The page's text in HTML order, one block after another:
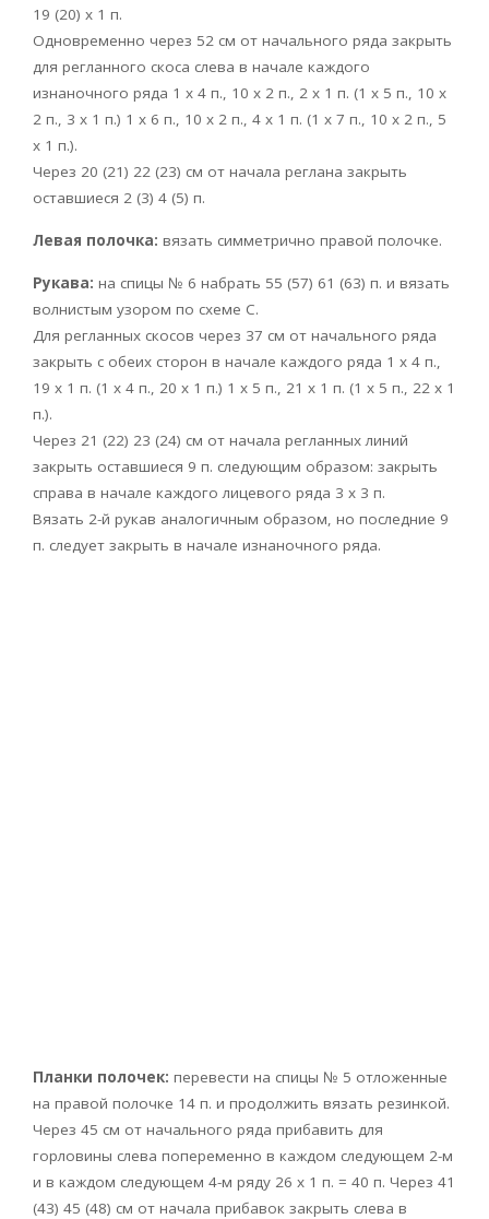
19 (20) х 1 п.
Одновременно через 52 см от начального ряда закрыть
для регланного скоса слева в начале каждого
изнаночного ряда 1 х 4 п., 10 х 2 п., 2 х 1 п. (1 х 5 п., 10 х
2 п., 3 х 1 п.) 1 х 6 п., 10 х 2 п., 4 х 1 п. (1 х 7 п., 10 х 2 п., 5
х 1 п.).
Через 20 (21) 22 (23) см от начала реглана закрыть
оставшиеся 2 (3) 4 (5) п.
Левая полочка: вязать симметрично правой полочке.
Рукава: на спицы № 6 набрать 55 (57) 61 (63) п. и вязать
волнистым узором по схеме С.
Для регланных скосов через 37 см от начального ряда
закрыть с обеих сторон в начале каждого ряда 1 х 4 п.,
19 х 1 п. (1 х 4 п., 20 х 1 п.) 1 х 5 п., 21 х 1 п. (1 х 5 п., 22 х 1
п.).
Через 21 (22) 23 (24) см от начала регланных линий
закрыть оставшиеся 9 п. следующим образом: закрыть
справа в начале каждого лицевого ряда 3 х 3 п.
Вязать 2-й рукав аналогичным образом, но последние 9
п. следует закрыть в начале изнаночного ряда.
Планки полочек: перевести на спицы № 5 отложенные
на правой полочке 14 п. и продолжить вязать резинкой.
Через 45 см от начального ряда прибавить для
горловины слева попеременно в каждом следующем 2-м
и в каждом следующем 4-м ряду 26 х 1 п. = 40 п. Через 41
(43) 45 (48) см от начала прибавок закрыть слева в